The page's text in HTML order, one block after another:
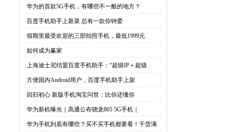
·华为的首款5G手机，有哪些不一般的地方？
·百度手机助手上新菜 总有一款你钟爱
·假期里最受欢迎的三部拍照手机，最低1999元
·如何成为赢家
·上海迪士尼结盟百度手机助手：“超级IP＋超级
·方便国内Android用户，百度手机助手上架
· 回归初心 新版手机淘宝问世：比你还懂你
·华为新机曝光｜高通公布骁龙865 5G手机｜
·华为手机到底有哪些？买不买手机都要看！干货满